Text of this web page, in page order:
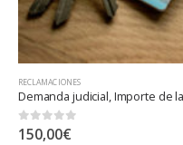
RECLAMACIONES
0 out of 5
150,00€